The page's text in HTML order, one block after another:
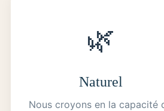
🌿
Naturel
Nous croyons en la capacité